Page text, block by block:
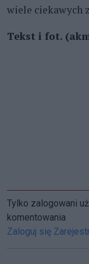
wiele ciekawych
Tekst i fot.
Tylko zalogowani
komentowania
Zaloguj się